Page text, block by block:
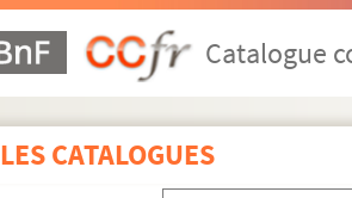
Catalogue
LES CATALOGUES